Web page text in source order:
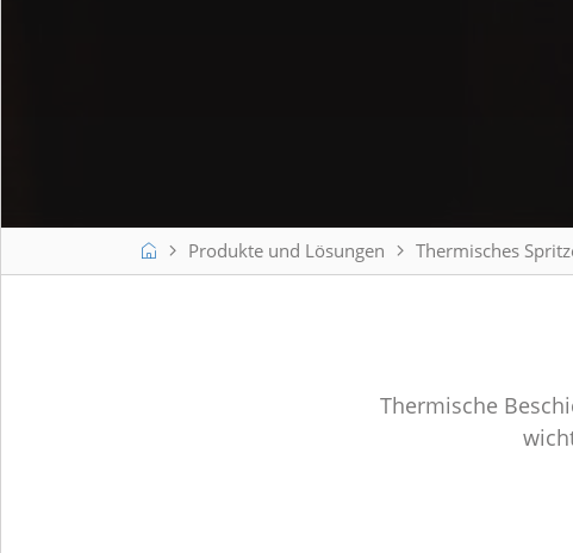
GfE Gesellschaft für Elektrometallurgie mbH
Produkte und Lösungen Thermisches
Thermische